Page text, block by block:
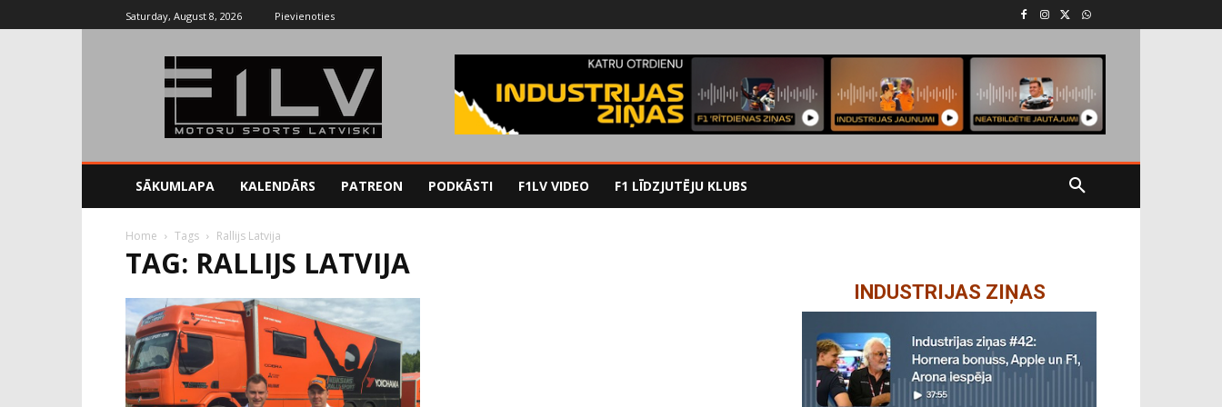
Saturday, August 8, 2026 Pievienoties
SĀKUMLAPA KALENDĀRS PATREON PODKĀSTI F1LV VIDEO F1 LĪDZJUTĒJU KLUBS
Home Tags Rallijs Latvija
TAG: RALLIJS LATVIJA
INDUSTRIJAS ZIŅAS